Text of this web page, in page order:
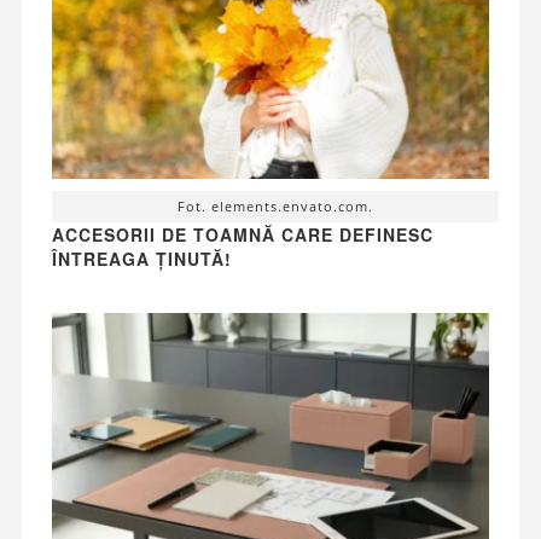
Fot. elements.envato.com.
ACCESORII DE TOAMNĂ CARE DEFINESC
ÎNTREAGA ȚINUTĂ!